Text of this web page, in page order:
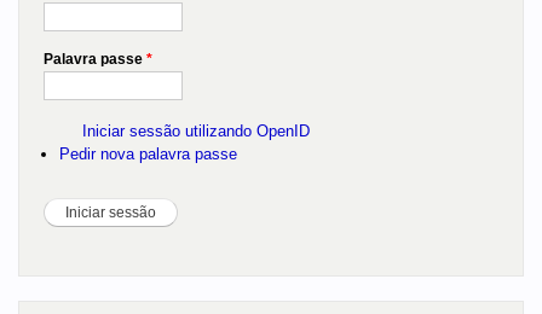
Palavra passe *
Iniciar sessão utilizando OpenID
Pedir nova palavra passe